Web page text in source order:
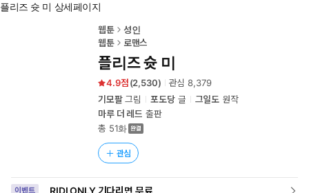
홈
플리즈 슛 미 상세페이지
웹툰
성인
웹툰
로맨스
플리즈 슛 미
4.9 (2,530) 관심8,379
기모팔그림 포도당글 그일도 원작
마루 더 레드 출판
총 51화
관심
이벤트 RIDI ONLY 기다리면 무료